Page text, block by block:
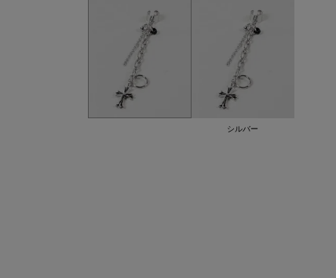
シルバー